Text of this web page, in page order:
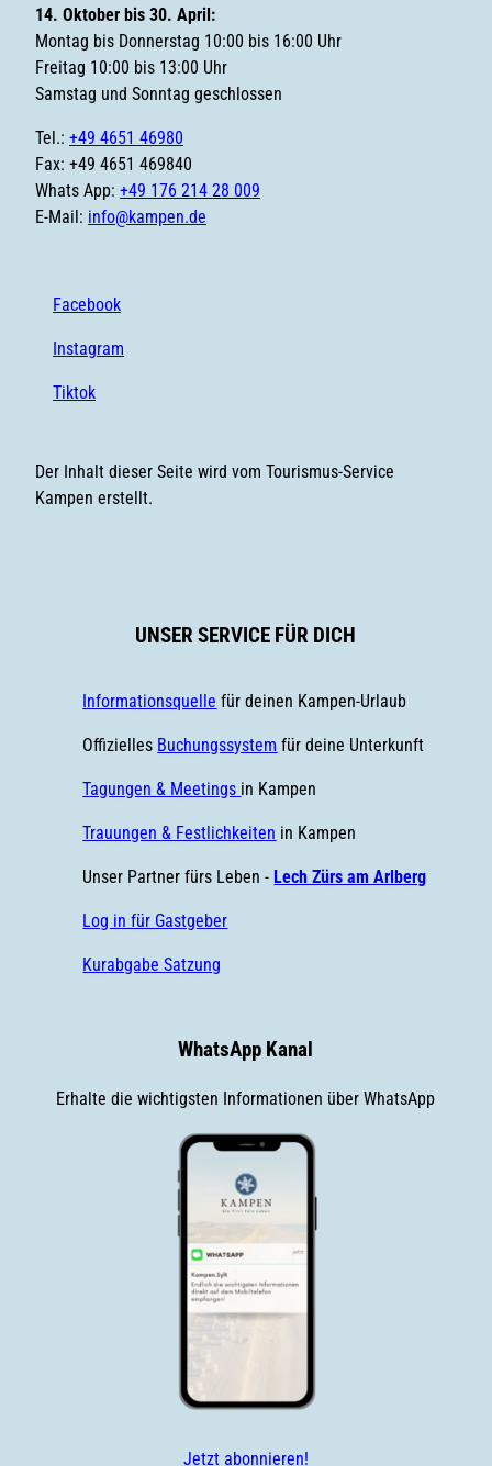
14. Oktober bis 30. April:
Montag bis Donnerstag 10:00 bis 16:00 Uhr
Freitag 10:00 bis 13:00 Uhr
Samstag und Sonntag geschlossen
Tel.: +49 4651 46980
Fax: +49 4651 469840
Whats App: +49 176 214 28 009
E-Mail: info@kampen.de
Facebook
Instagram
Tiktok
Der Inhalt dieser Seite wird vom Tourismus-Service
Kampen erstellt.
UNSER SERVICE FÜR DICH
Informationsquelle für deinen Kampen-Urlaub
Offizielles Buchungssystem für deine Unterkunft
Tagungen & Meetings in Kampen
Trauungen & Festlichkeiten in Kampen
Unser Partner fürs Leben - Lech Zürs am Arlberg
Log in für Gastgeber
Kurabgabe Satzung
WhatsApp Kanal
Erhalte die wichtigsten Informationen über WhatsApp
Jetzt abonnieren!